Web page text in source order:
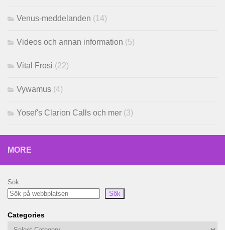
Venus-meddelanden (14)
Videos och annan information (5)
Vital Frosi (22)
Vywamus (4)
Yosef's Clarion Calls och mer (3)
MORE
Sök
Sök
Categories